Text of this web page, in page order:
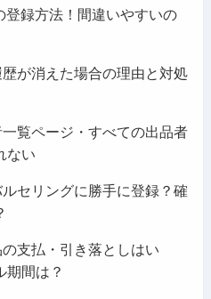
登録方法！間違いやすいの
が消えた場合の理由と対処
覧ページ・すべての出品者
ない
セリングに勝手に登録？確
支払・引き落としはい
期間は？